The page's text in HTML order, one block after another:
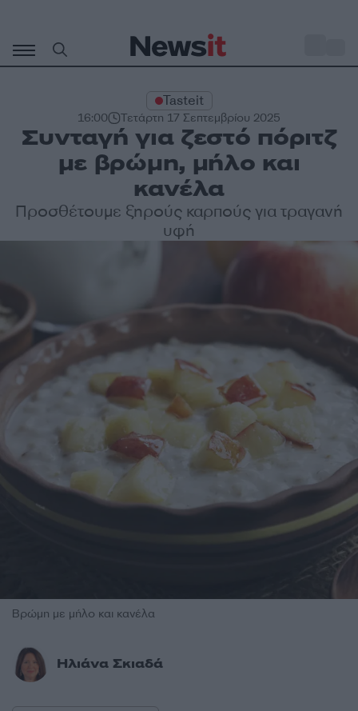
περιεχόμενο
Tasteit
16:00 Τετάρτη 17 Σεπτεμβρίου 2025
Συνταγή για ζεστό πόριτζ
με βρώμη, μήλο και
κανέλα
Προσθέτουμε ξηρούς καρπούς για τραγανή
υφή
Βρώμη με μήλο και κανέλα
Ηλιάνα Σκιαδά